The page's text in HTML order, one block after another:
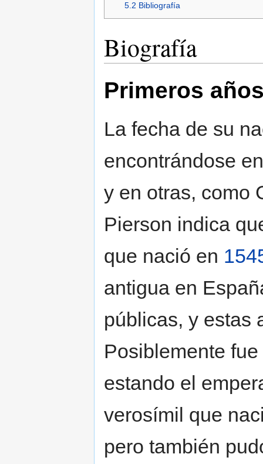
5.2 Bibliografía
Biografía
Primeros
La fecha de su
encontrándose
y en otras, como
Pierson indica
que nació en
antigua en
públicas, y estas
Posiblemente
estando el
verosímil que
pero también